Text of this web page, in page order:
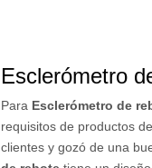
Esclerómetro
Para Esclerómetro de
requisitos de productos
clientes y gozó de una